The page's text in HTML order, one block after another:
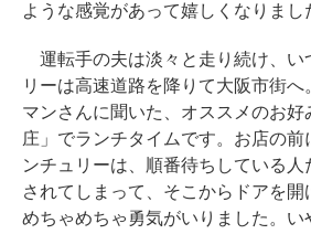
ような感覚があって嬉しくなりまし
運転手の夫は淡々と走り続け、い
リーは高速道路を降りて大阪市街へ
マンさんに聞いた、オススメのお好
庄」でランチタイムです。お店の
ンチュリーは、順番待ちしている人
されてしまって、そこからドアを
めちゃめちゃ勇気がいりました。い